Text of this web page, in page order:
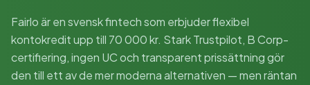
Fairlo är en svensk fintech som erbjuder flexibel
kontokredit upp till 70 000 kr. Stark Trustpilot, B Corp-
certifiering, ingen UC och transparent prissättning gör
den till ett av de mer moderna alternativen — men räntan